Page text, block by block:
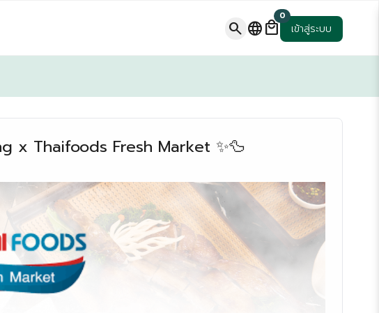
search languagelocal_mall
0
เข้าสู่ระบบ
x Thaifoods Fresh Market ✨🦆